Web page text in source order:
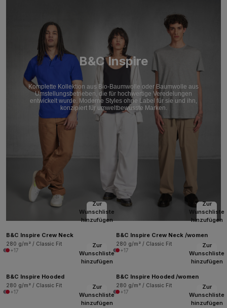
B&C Inspire
Komplette Kollektion aus Bio-Baumwolle oder Baumwolle aus
Umstellungsbetrieben, die für hochwertige Veredelungen
entwickelt wurde. Moderne Styles ohne Label für sie und ihn,
konzipiert für umweltbewusste Marken.
Zur
Wunschliste
hinzufügen
B&C Inspire Crew Neck
280 g/m² / Classic Fit
+17
Zur
Wunschliste
hinzufügen
B&C Inspire Crew Neck /women
280 g/m² / Classic Fit
+17
Zur
Wunschliste
hinzufügen
B&C Inspire Hooded
280 g/m² / Classic Fit
+17
Zur
Wunschliste
hinzufügen
B&C Inspire Hooded /women
280 g/m² / Classic Fit
+17
Zur
Wunschliste
hinzufügen
Zur
Wunschliste
hinzufügen